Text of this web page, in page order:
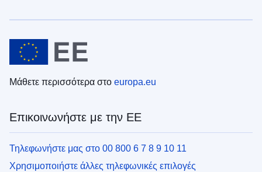
Μάθετε περισσότερα στο europa.eu
Επικοινωνήστε με την ΕΕ
Τηλεφωνήστε μας στο 00 800 6 7 8 9 10 11
Χρησιμοποιήστε άλλες τηλεφωνικές επιλογές